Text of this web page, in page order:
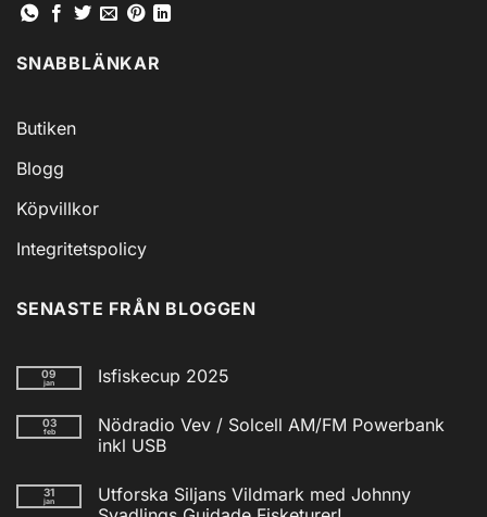
SNABBLÄNKAR
Butiken
Blogg
Köpvillkor
Integritetspolicy
SENASTE FRÅN BLOGGEN
09
jan Isfiskecup 2025
till
Isfiskecup
2025
03
feb
Nödradio Vev / Solcell AM/FM Powerbank
inkl USB
till
Nödradio
31
jan
Utforska Siljans Vildmark med Johnny